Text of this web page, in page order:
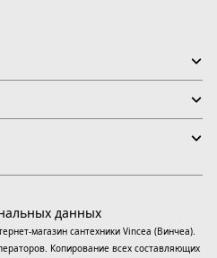
магазин сантехники Vincea (Винчеа).
Копирование всех составляющих
данных